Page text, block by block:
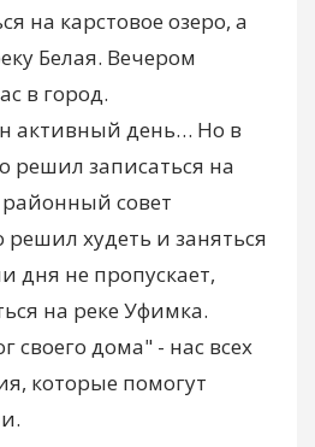
на карстовое озеро, а
Белая. Вечером
в город.
активный день… Но в
решил записаться на
совет
решил худеть и заняться
дня не пропускает,
на реке Уфимка.
своего дома" - нас всех
которые помогут